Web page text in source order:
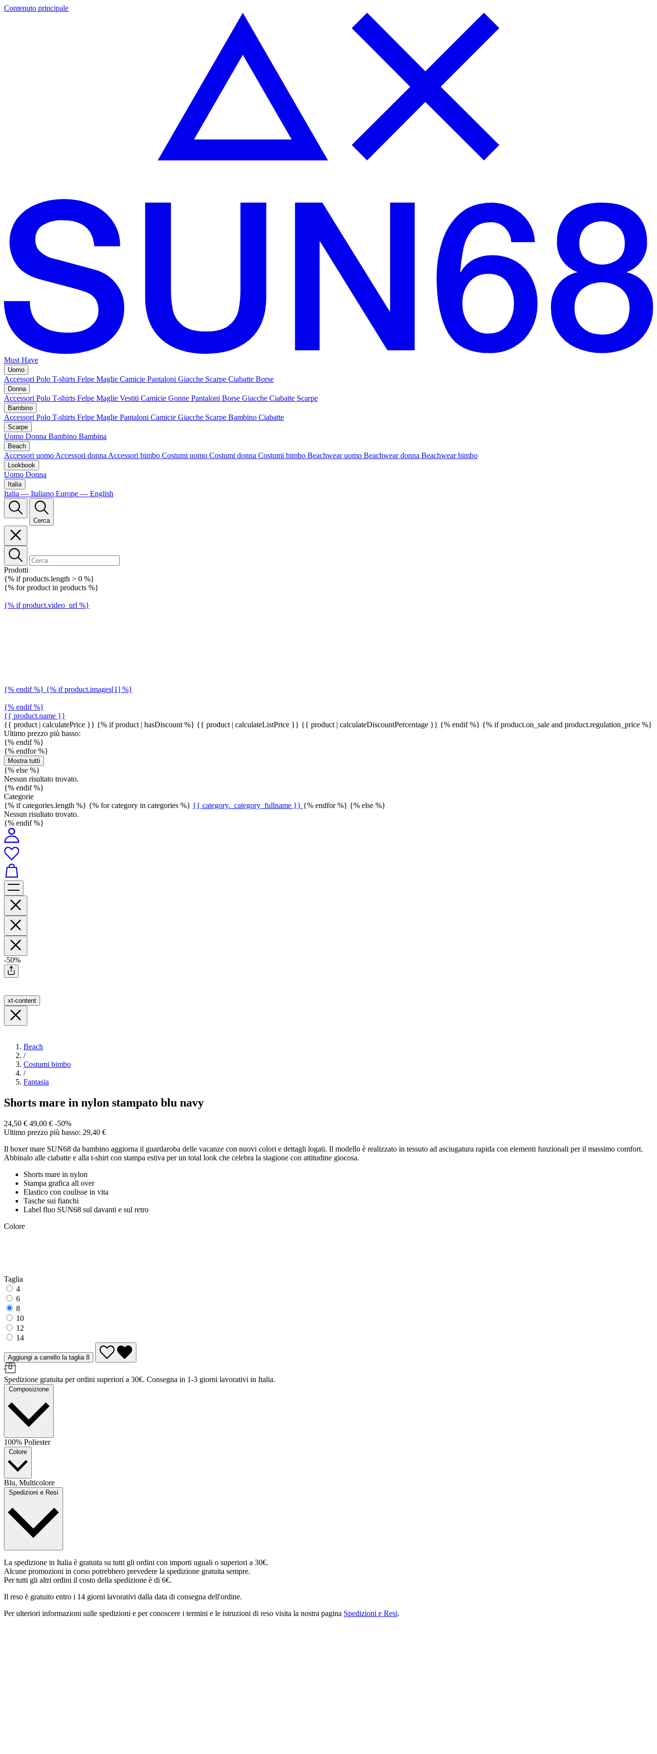
Contenuto principale
Must Have
Uomo
Accessori Polo T-shirts Felpe Maglie Camicie Pantaloni Giacche Scarpe Ciabatte Borse
Donna
Accessori Polo T-shirts Felpe Maglie Vestiti Camicie Gonne Pantaloni Borse Giacche Ciabatte Scarpe
Bambino
Accessori Polo T-shirts Felpe Maglie Pantaloni Camicie Giacche Scarpe Bambino Ciabatte
Scarpe
Uomo Donna Bambino Bambina
Beach
Accessori uomoAccessori donnaAccessori bimbo Costumi uomo Costumi donna Costumi bimbo Beachwear uomo Beachwear donna Beachwear bimbo
Lookbook
Uomo Donna
Italia
Italia — Italiano Europe — English
Cerca
Prodotti
{% if products.length > 0 %}
{% for product in products %}
{% if product.video_url %}
{% endif %} {% if product.images[1] %}
{% endif %}
{{ product.name }}
{{ product | calculatePrice }} {% if product | hasDiscount %} {{ product | calculateListPrice }} {{ product | calculateDiscountPercentage }} {% endif %} {% if product.on_sale and product.regulation_price %}
Ultimo prezzo più basso:
{% endif %}
{% endfor %}
Mostra tutti
{% else %}
Nessun risultato trovato.
{% endif %}
Categorie
{% if categories.length %} {% for category in categories %} {{ category._category_fullname }} {% endfor %} {% else %}
Nessun risultato trovato.
{% endif %}
-50%
xt-content
Beach
/
Costumi bimbo
/
Fantasia
Shorts mare in nylon stampato blu navy
24,50 € 49,00 € -50%
Ultimo prezzo più basso: 29,40 €
Il boxer mare SUN68 da bambino aggiorna il guardaroba delle vacanze con nuovi colori e dettagli logati. Il modello è realizzato in tessuto ad asciugatura rapida con elementi funzionali per il massimo comfort.
Abbinalo alle ciabatte e alla t-shirt con stampa estiva per un total look che celebra la stagione con attitudine giocosa.
Shorts mare in nylon
Stampa grafica all over
Elastico con coulisse in vita
Tasche sui fianchi
Label fluo SUN68 sul davanti e sul retro
Colore
Taglia
4
6
8
10
12
14
Aggiungi a carrello la taglia 8
Spedizione gratuita per ordini superiori a 30€. Consegna in 1-3 giorni lavorativi in Italia.
Composizione
100% Poliester
Colore
Blu, Multicolore
Spedizioni e Resi
La spedizione in Italia è gratuita su tutti gli ordini con importi uguali o superiori a 30€.
Alcune promozioni in corso potrebbero prevedere la spedizione gratuita sempre.
Per tutti gli altri ordini il costo della spedizione è di 6€.
Il reso è gratuito entro i 14 giorni lavorativi dalla data di consegna dell'ordine.
Per ulteriori informazioni sulle spedizioni e per conoscere i termini e le istruzioni di reso visita la nostra pagina Spedizioni e Resi.